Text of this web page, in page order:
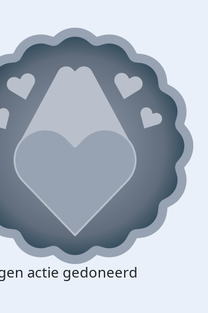
actie gedoneerd